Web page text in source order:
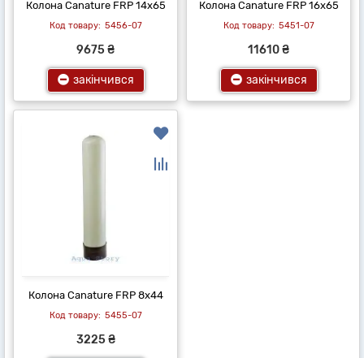
Колона Canature FRP 14х65
5456-07
9675 ₴
закінчився
Колона Canature FRP 16х65
5451-07
11610 ₴
закінчився
Колона Canature FRP 8х44
5455-07
3225 ₴